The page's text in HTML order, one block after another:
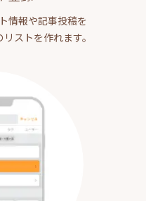
情報や記事投稿を
ストを作れます。